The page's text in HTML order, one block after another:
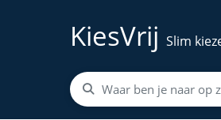
KiesVrij Slim